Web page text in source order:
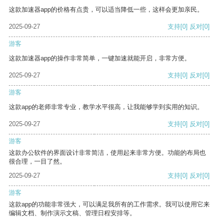
这款加速器app的价格有点贵，可以适当降低一些，这样会更加亲民。
2025-09-27 支持[0] 反对[0]
游客
这款加速器app的操作非常简单，一键加速就能开启，非常方便。
2025-09-27 支持[0] 反对[0]
游客
这款app的老师非常专业，教学水平很高，让我能够学到实用的知识。
2025-09-27 支持[0] 反对[0]
游客
这款办公软件的界面设计非常简洁，使用起来非常方便。功能的布局也
很合理，一目了然。
2025-09-27
支持[0] 反对[0]
游客
这款app的功能非常强大，可以满足我所有的工作需求。我可以使用它来
编辑文档、制作演示文稿、管理日程安排等。